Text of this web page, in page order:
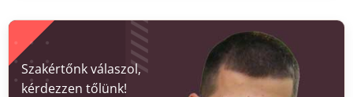
Szakértőnk válaszol,
kérdezzen tőlünk!